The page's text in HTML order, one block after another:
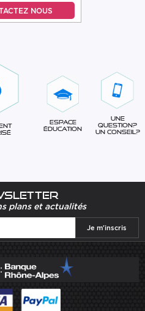
Espace
éducation
Une
question?
Un conseil?
plans et actualités